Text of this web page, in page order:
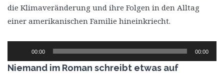
die Klimaveränderung und ihre Folgen in den Alltag
einer amerikanischen Familie hineinkriecht.
Player
00:00 00:00
Niemand im Roman schreibt etwas auf